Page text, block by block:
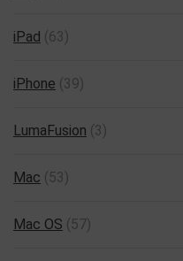
iPad (63)
iPhone (39)
LumaFusion (3)
Mac (53)
Mac OS (57)